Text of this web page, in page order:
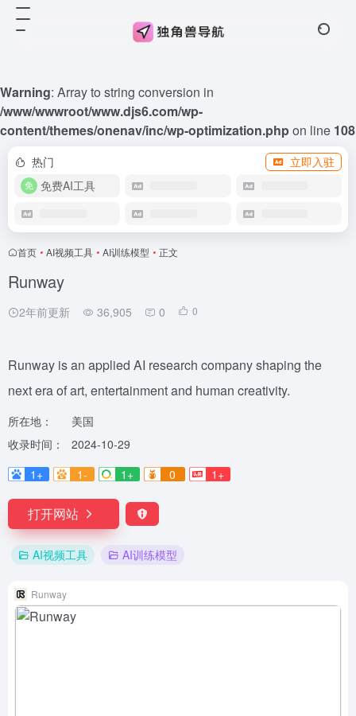
Warning: Array to string conversion in
/www/wwwroot/www.djs6.com/wp-
content/themes/onenav/inc/wp-optimization.phpon line 108
热门
立即入驻
免费AI工具
首页 • AI视频工具 • AI训练模型 • 正文
Runway
2年前更新 36,905 0 0
Runway is an applied AI research company shaping the
next era of art, entertainment and human creativity.
所在地：
美国
收录时间：
2024-10-29
1+
1- 1+ 0 1+
打开网站
AI视频工具 AI训练模型
Runway